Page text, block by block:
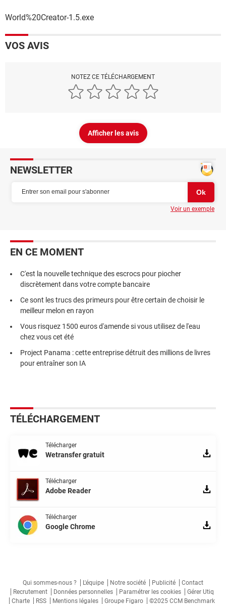
World%20Creator-1.5.exe
VOS AVIS
NOTEZ CE TÉLÉCHARGEMENT
Afficher les avis
NEWSLETTER
Voir un exemple
EN CE MOMENT
C'est la nouvelle technique des escrocs pour piocher
discrètement dans votre compte bancaire
Ce sont les trucs des primeurs pour être certain de choisir le
meilleur melon en rayon
Vous risquez 1500 euros d'amende si vous utilisez de l'eau
chez vous cet été
Project Panama : cette entreprise détruit des millions de livres
pour entraîner son IA
TÉLÉCHARGEMENT
Télécharger
Wetransfer gratuit
Télécharger
Adobe Reader
Télécharger
Google Chrome
Qui sommes-nous ? L'équipe Notre société Publicité
Contact
Recrutement
Données personnelles Paramétrer les cookies
Gérer Utiq
Charte
RSS Mentions légales Groupe Figaro ©2025 CCM Benchmark